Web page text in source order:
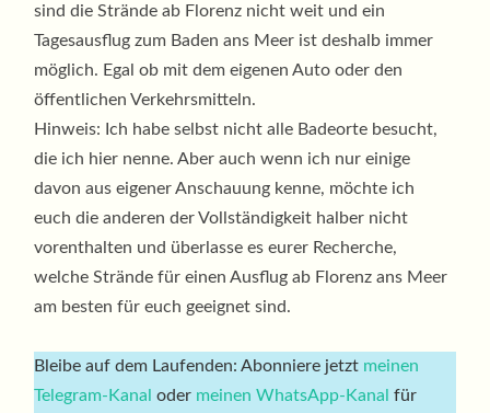
sind die Strände ab Florenz nicht weit und ein
Tagesausflug zum Baden ans Meer ist deshalb immer
möglich. Egal ob mit dem eigenen Auto oder den
öffentlichen Verkehrsmitteln.
Hinweis: Ich habe selbst nicht alle Badeorte besucht,
die ich hier nenne. Aber auch wenn ich nur einige
davon aus eigener Anschauung kenne, möchte ich
euch die anderen der Vollständigkeit halber nicht
vorenthalten und überlasse es eurer Recherche,
welche Strände für einen Ausflug ab Florenz ans Meer
am besten für euch geeignet sind.
Bleibe auf dem Laufenden: Abonniere jetzt meinen
Telegram-Kanal oder meinen WhatsApp-Kanal für